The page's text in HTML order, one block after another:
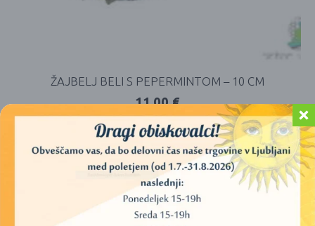
ŽAJBELJ BELI S PEPERMINTOM – 10 CM
11,00€
DODAJ V KOŠARICO